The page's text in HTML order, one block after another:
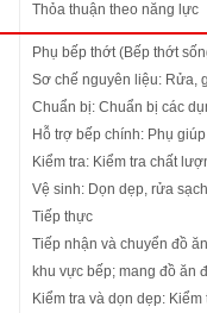
Thỏa thuận theo năng lực
Phụ bếp thớt (Bếp thớt
Sơ chế nguyên liệu: Rửa,
Chuẩn bị: Chuẩn bị các
Hỗ trợ bếp chính: Phụ
Kiểm tra: Kiểm tra chất
Vệ sinh: Dọn dẹp, rửa
Tiếp thực
Tiếp nhận và chuyển đồ
khu vực bếp; mang đồ ăn
Kiểm tra và dọn dẹp: